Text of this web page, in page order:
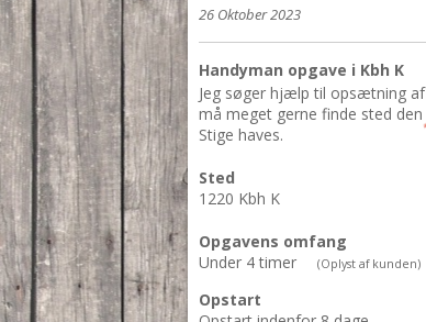
26 Oktober 2023
Handyman opgave i Kbh K
Jeg søger hjælp til opsætning
må meget gerne finde sted
Stige haves.
Sted
1220 Kbh K
Opgavens omfang
Under 4 timer
(Oplyst af kunden)
Opstart